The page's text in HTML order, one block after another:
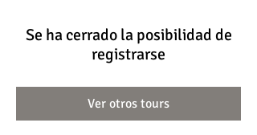
Se ha cerrado la posibilidad de
registrarse
Ver otros tours